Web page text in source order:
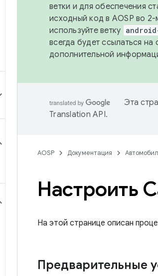
ветки и для обеспечения
исходный код в AOSP во
используйте ветку
всегда будет ссылаться
дополнительной
Эта
Translation API.
AOSP Документация
Настроить
На этой странице описан
Предварительные